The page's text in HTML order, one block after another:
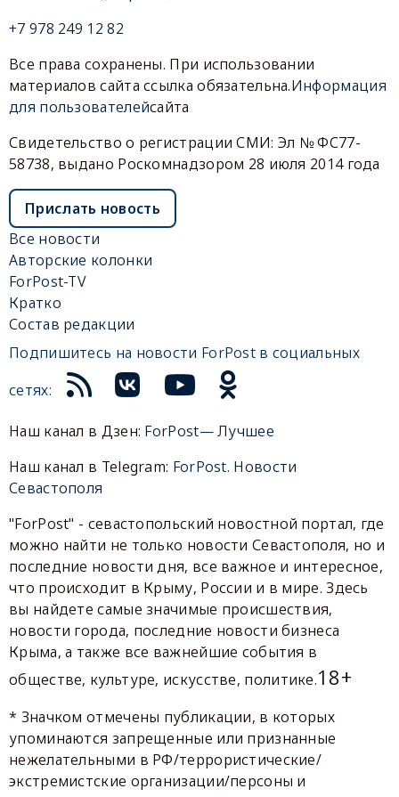
+7 978 249 12 82
Все права сохранены. При использовании
материалов сайта ссылка обязательна.Информация
для пользователейсайта
Свидетельство о регистрации СМИ: Эл № ФС77-
58738, выдано Роскомнадзором 28 июля 2014 года
Прислать новость
Все новости
Авторские колонки
ForPost-TV
Кратко
Состав редакции
Подпишитесь на новости ForPost в социальных
сетях:
Наш канал в Дзен: ForPost— Лучшее
Наш канал в Telegram: ForPost. Новости
Севастополя
"ForPost" - севастопольский новостной портал, где
можно найти не только новости Севастополя, но и
последние новости дня, все важное и интересное,
что происходит в Крыму, России и в мире. Здесь
вы найдете самые значимые происшествия,
новости города, последние новости бизнеса
Крыма, а также все важнейшие события в
обществе, культуре, искусстве, политике.18+
* Значком отмечены публикации, в которых
упоминаются запрещенные или признанные
нежелательными в РФ/террористические/
экстремистские организации/персоны и